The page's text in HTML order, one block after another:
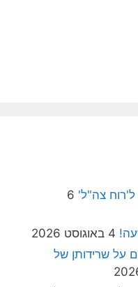
ל'רוח צה"ל' 6
4 באוגוסט 2026
על שרידותן של